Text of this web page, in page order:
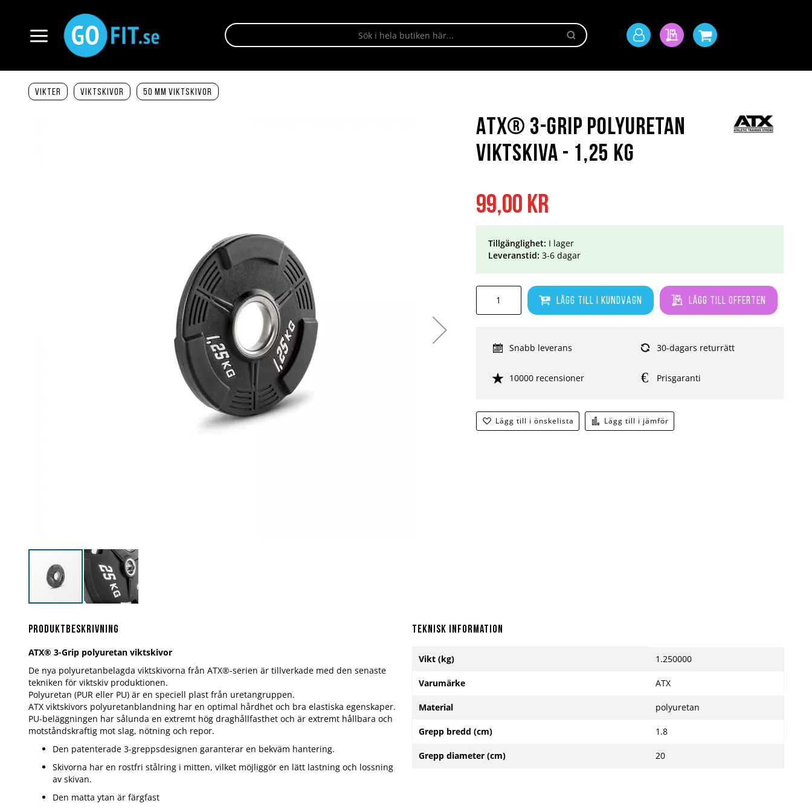
Växla
Nav
Sök
Mitt
Min offertMin kundvagn
Vikter Viktskivor 50 mm viktskivor
99,00 kr
Lägg till i kundvagn Lägg till offerten
Lägg till i önskelista Lägg till i jämför
Tillgänglighet: I lager
Leveranstid: 3-6 dagar
Snabb leverans 30-dagars returrätt
10000 recensioner Prisgaranti
ATX® 3-Grip Polyuretan
Viktskiva - 1,25 kg
början
bildgalleriet
Produktbeskrivning
ATX® 3-Grip polyuretan viktskivor
De nya polyuretanbelagda viktskivorna från ATX®-serien är tillverkade med den senaste
tekniken för viktskiv produktionen.
Polyuretan (PUR eller PU) är en speciell plast från uretangruppen.
ATX viktskivors polyuretanblandning har en optimal hårdhet och bra elastiska egenskaper.
PU-beläggningen har sålunda en extremt hög draghållfasthet och är extremt hållbara och
motståndskraftig mot slag, nötning och repor.
Den patenterade 3-greppsdesignen garanterar en bekväm hantering.
Skivorna har en rostfri stålring i mitten, vilket möjliggör en lätt lastning och lossning
av skivan.
Den matta ytan är färgfast
Teknisk information
information
Vikt (kg) 1.250000
Varumärke ATX
Material polyuretan
Grepp bredd (cm) 1.8
Grepp diameter (cm) 20